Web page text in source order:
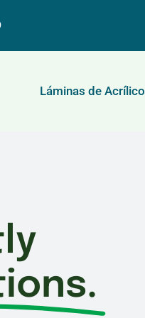
Láminas de Acrílico